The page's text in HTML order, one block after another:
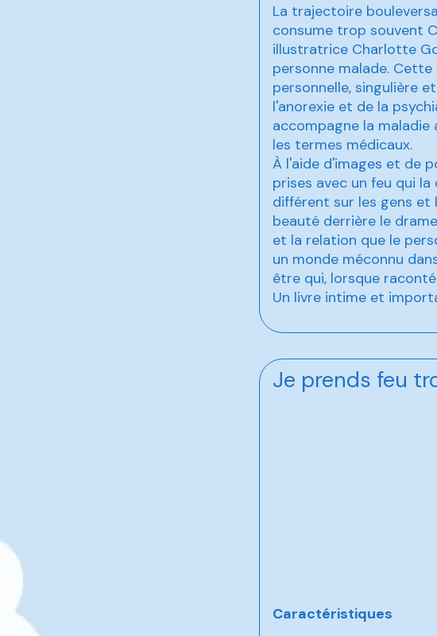
La trajectoire
consume trop souvent
illustratrice Charlotte
personne malade.
personnelle, singulière
l'anorexie et de la
accompagne la
les termes médicaux.
À l'aide d'images et de
prises avec un feu qui
différent sur les gens et
beauté derrière le
et la relation que le
un monde méconnu
être qui, lorsque
Un livre intime et
Je prends feu
Caractéristiques